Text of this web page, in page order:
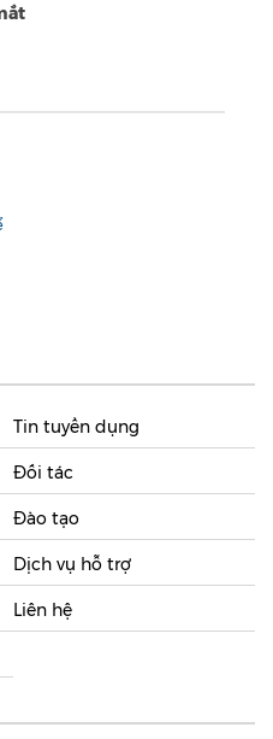
Tin tuyển dụng
Đối tác
Đào tạo
Dịch vụ hỗ trợ
Liên hệ